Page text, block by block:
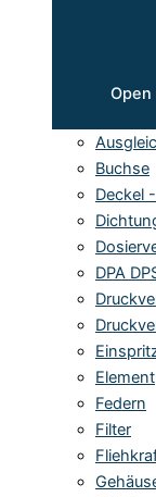
Buchse
Deckel
DPA
Element
Federn
Filter